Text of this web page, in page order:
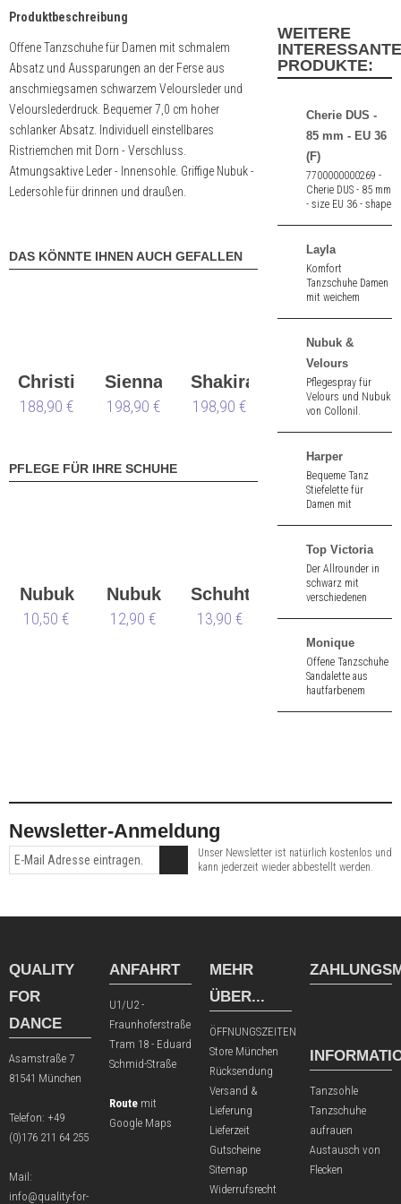
Produktbeschreibung
Offene Tanzschuhe für Damen mit schmalem
Absatz und Aussparungen an der Ferse aus
anschmiegsamen schwarzem Veloursleder und
Velourslederdruck. Bequemer 7,0 cm hoher
schlanker Absatz. Individuell einstellbares
Ristriemchen mit Dorn - Verschluss.
Atmungsaktive Leder - Innensohle. Griffige Nubuk -
Ledersohle für drinnen und draußen.
DAS KÖNNTE IHNEN AUCH GEFALLEN
Christina
188,90 €
Sienna
LS
198,90 €
Shakira
LS
198,90 €
PFLEGE FÜR IHRE SCHUHE
Nubuk
&
10,50 €
Nubuk
Box
12,90 €
Schuhtasche
13,90 €
WEITERE
INTERESSANTE
PRODUKTE:
Cherie DUS -
85 mm - EU 36
(F)
7700000000269 -
Cherie DUS - 85 mm
- size EU 36 - shape
Layla
Komfort
Tanzschuhe Damen
mit weichem
cm hoher Absatz.
Nubuk &
Velours
Pflegespray für
Velours und Nubuk
von Collonil.
Harper
Bequeme Tanz
Stiefelette für
Damen mit
schwarzem
Velours.
Durchgehende
Sohle. 1,5 cm hoher
Absatz.
Top Victoria
Der Allrounder in
schwarz mit
verschiedenen
vorne oder hinten?
Mit diesem
Tanztop ein
Kinderspiel!
Monique
Offene Tanzschuhe
Sandalette aus
hautfarbenem
Newsletter-Anmeldung
Unser Newsletter ist natürlich kostenlos und
kann jederzeit wieder abbestellt werden.
QUALITY
FOR
DANCE
Asamstraße 7
81541 München
Telefon: +49
(0)176 211 64 255
Mail:
info@quality-for-
ANFAHRT
U1/U2 -
Fraunhoferstraße
Tram 18 - Eduard
Schmid-Straße
Route mit
Google Maps
MEHR
ÜBER...
ÖFFNUNGSZEITEN
Store München
Rücksendung
Versand &
Lieferung
Lieferzeit
Gutscheine
Sitemap
Widerrufsrecht
Tanzsohle
Tanzschuhe
aufrauen
Austausch von
Flecken